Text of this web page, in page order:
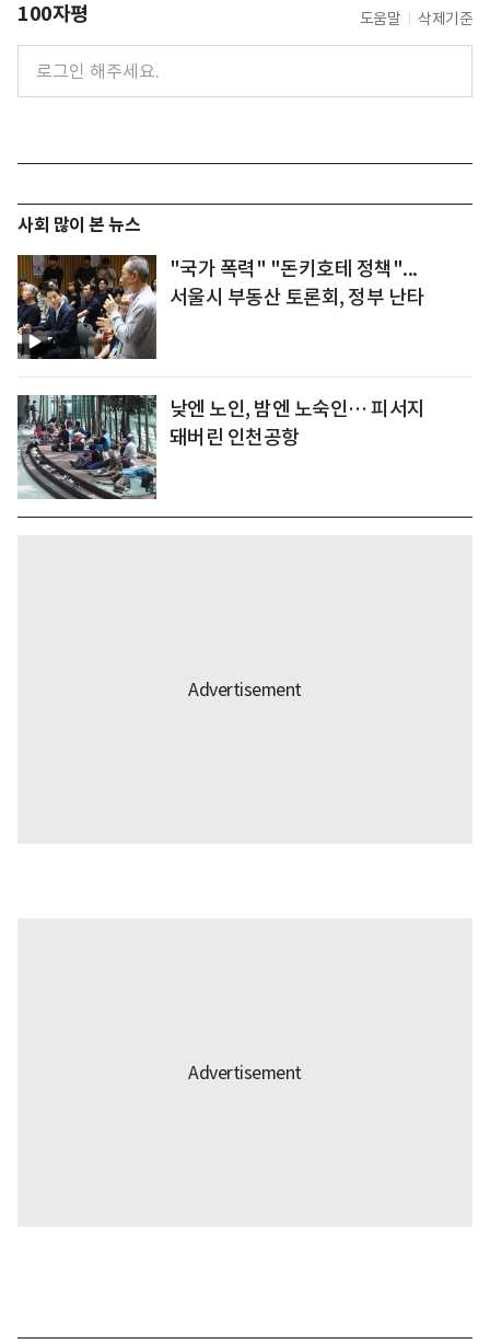
100자평 도움말 삭제기준
사회 많이 본 뉴스
"국가 폭력" "돈키호테 정책"...
서울시 부동산 토론회, 정부 난타
낮엔 노인, 밤엔 노숙인… 피서지
돼버린 인천공항